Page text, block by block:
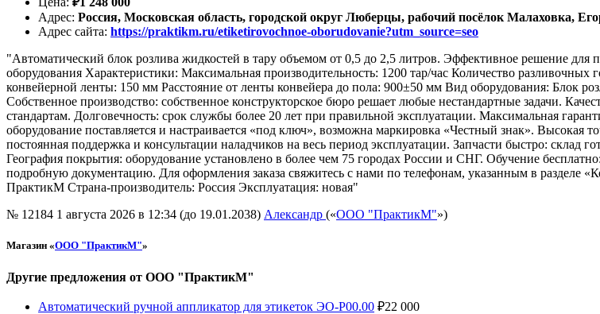
Адрес: Россия, Московская область, городской округ Люберцы, рабочий посёлок Малаховка,
Адрес сайта: https://praktikm.ru/etiketirovochnoe-oborudovanie?utm_source=seo
"Автоматический блок розлива жидкостей в тару объемом от 0,5 до 2,5 литров. Эффективное решение
оборудования Характеристики: Максимальная производительность: 1200 тар/час Количество
конвейерной ленты: 150 мм Расстояние от ленты конвейера до пола: 900±50 мм Вид оборудования: Блок
Собственное производство: собственное конструкторское бюро решает любые нестандартные задачи.
стандартам. Долговечность: срок службы более 20 лет при правильной эксплуатации. Максимальная
оборудование поставляется и настраивается «под ключ», возможна маркировка «Честный знак». Высокая
постоянная поддержка и консультации наладчиков на весь период эксплуатации. Запчасти быстро: склад
География покрытия: оборудование установлено в более чем 75 городах России и СНГ. Обучение
подробную документацию. Для оформления заказа свяжитесь с нами по телефонам, указанным в разделе
ПрактикМ Страна-производитель: Россия Эксплуатация: новая"
№ 12184 1 августа 2026 в 12:34 (до 19.01.2038) Александр («ООО "ПрактикМ"»)
Магазин «ООО "ПрактикМ"»
Другие предложения от ООО "ПрактикМ"
Автоматический ручной аппликатор для этикеток ЭО-Р00.00 ₽22 000